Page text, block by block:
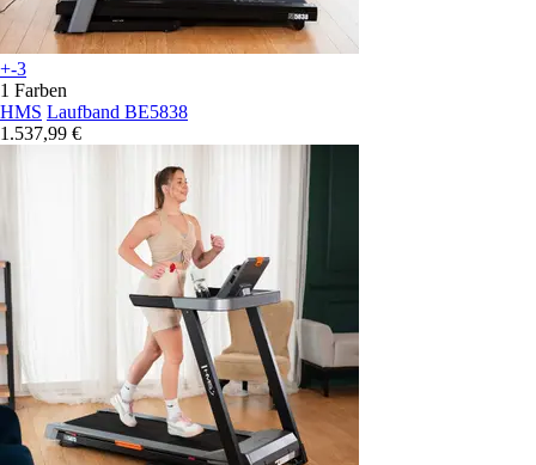
+-3
1 Farben
HMS Laufband BE5838
1.537,99 €